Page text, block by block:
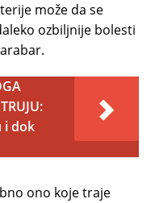
može da se
ozbiljnije bolesti
i dok
ono koje traje